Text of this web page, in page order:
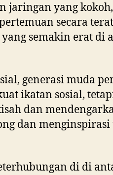
jaringan yang
secara
semakin erat di
generasi muda
ikatan sosial,
dan
dan
di di